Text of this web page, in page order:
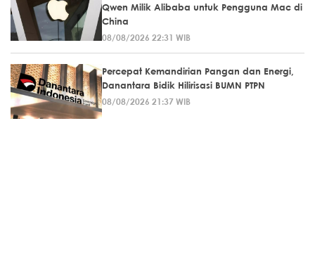
Qwen Milik Alibaba untuk Pengguna Mac di
China
08/08/2026 22:31 WIB
Percepat Kemandirian Pangan dan Energi,
Danantara Bidik Hilirisasi BUMN PTPN
08/08/2026 21:37 WIB